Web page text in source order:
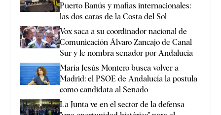
Puerto Banús y mafias internacionales:
las dos caras de la Costa del Sol
Vox saca a su coordinador nacional de
Comunicación Álvaro Zancajo de Canal
Sur y le nombra senador por Andalucía
María Jesús Montero busca volver a
Madrid: el PSOE de Andalucía la postula
como candidata al Senado
La Junta ve en el sector de la defensa